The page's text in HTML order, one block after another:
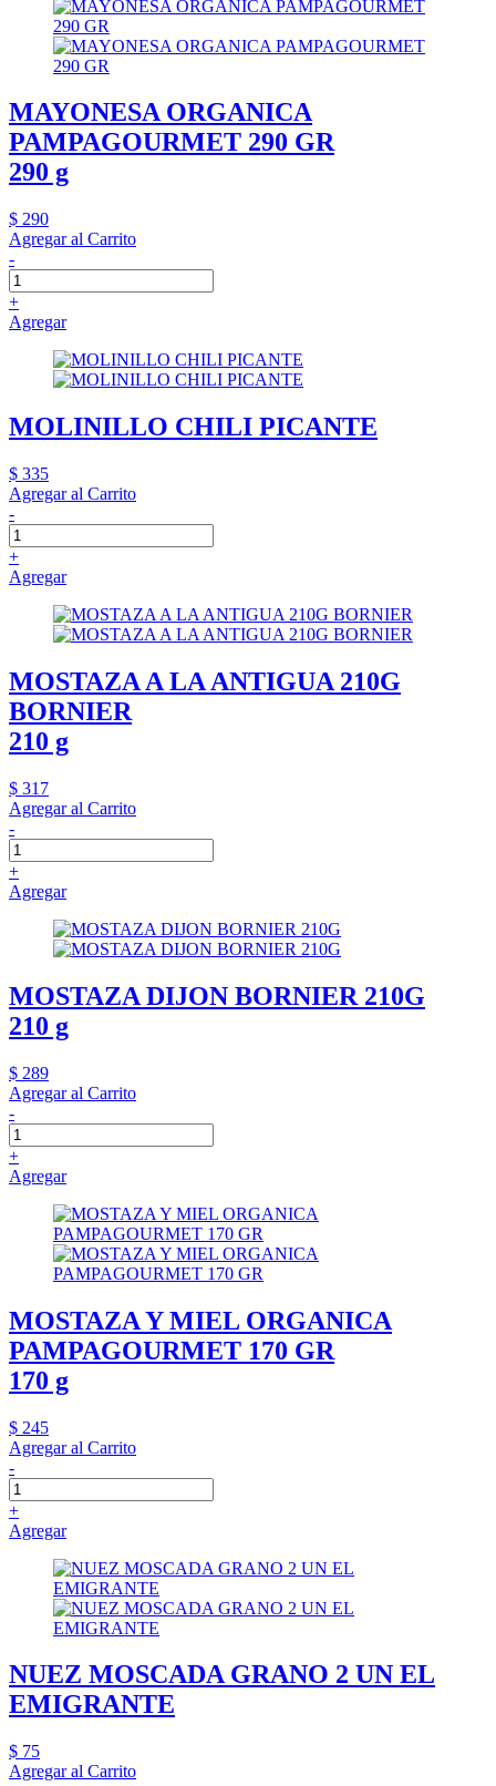
MAYONESA ORGANICA
PAMPAGOURMET 290 GR
290 g
$ 290
Agregar al Carrito
-
+
Agregar
MOLINILLO CHILI PICANTE
$ 335
Agregar al Carrito
-
+
Agregar
MOSTAZA A LA ANTIGUA 210G
BORNIER
210 g
$ 317
Agregar al Carrito
-
+
Agregar
MOSTAZA DIJON BORNIER 210G
210 g
$ 289
Agregar al Carrito
-
+
Agregar
MOSTAZA Y MIEL ORGANICA
PAMPAGOURMET 170 GR
170 g
$ 245
Agregar al Carrito
-
+
Agregar
NUEZ MOSCADA GRANO 2 UN EL
EMIGRANTE
$ 75
Agregar al Carrito